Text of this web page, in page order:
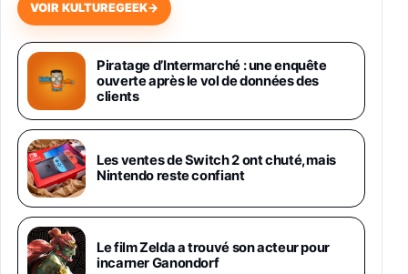
Samsung Galaxy Miracle Ultra, Smartphone
Android 5G avec Galaxy AI, 512 Go,
Chargeur Secteur Rapide 25W Inclus,
Smartphone déverrouillé, Noir, Version FR
1019€
Galaxy S26 Ultra 512 Go Bleu
1019€1399€ Fnac (Vendeur Tiers)
Galaxy S26 Ultra 256 Go Violet
892€1199€Fnac (Vendeur Tiers)
VOIR KULTUREGEEK→
Piratage d’Intermarché : une enquête
ouverte après le vol de données des
clients
Les ventes de Switch 2 ont chuté, mais
Nintendo reste confiant
Le film Zelda a trouvé son acteur pour
incarner Ganondorf